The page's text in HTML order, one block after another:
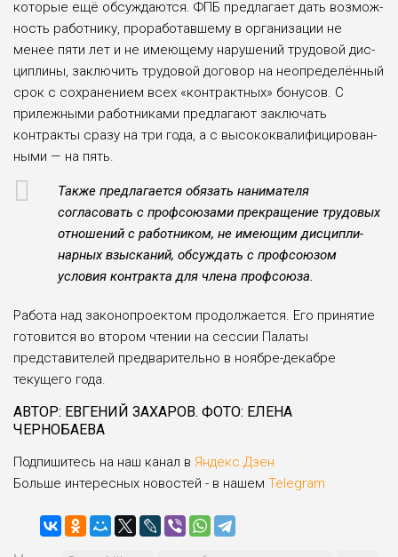
которые ещё обсуж­даются. ФПБ предлагает дать возмож­
ность работнику, проработавшему в организации не
менее пяти лет и не имеющему нарушений трудовой дис­
циплины, заключить трудовой дого­вор на неопределённый
срок с сохра­нением всех «контрактных» бонусов. С
прилежными работниками предла­гают заключать
контракты сразу на три года, а с высококвалифицирован­
ными — на пять.
Также предлагается обязать нани­мателя
согласовать с профсоюзами прекращение трудовых
отношений с работником, не имеющим дисципли­
нарных взысканий, обсуждать с про­фсоюзом
условия контракта для чле­на профсоюза.
Работа над законопроектом про­должается. Его принятие
готовит­ся во втором чтении на сессии Пала­ты
представителей предварительно в ноябре-декабре
текущего года.
АВТОР: ЕВГЕНИЙ ЗАХАРОВ. ФОТО: ЕЛЕНА
ЧЕРНОБАЕВА
Подпишитесь на наш канал в Яндекс.Дзен
Больше интересных новостей - в нашем Telegram